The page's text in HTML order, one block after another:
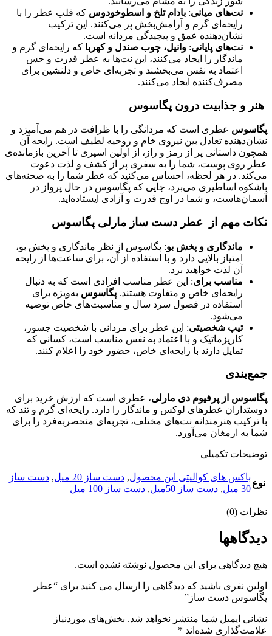
نت‌های میانی: بادام تلخ و اسطوخودوس که قلب عطر را با
رایحه‌ای گرم و آرامش‌بخش پر می‌کنند. این ترکیب
نشان‌دهنده عمق و پیچیدگی مردانه است.
نت‌های پایانی: وانیل، چوب صندل و کهربا که رایحه‌ای گرم و
ماندگار را ایجاد می‌کنند، این نت‌ها به عطر قدرت و حس
اعتماد به نفس می‌بخشند و تجربه‌ای خاص و دلنشین برای
مصرف‌کننده ایجاد می‌کنند.
هنر و جذابیت درون پگاسوس
پگاسوس عطری است که مردانگی را با ظرافت در هم می‌آمیزد و
نشان‌دهنده تعادل بین نیروی خام و روحیه لطیف است. رایحه آن
همچون داستانی پر از رمز و راز، از اولین اسپری تا آخرین بازمانده‌ی
عطر روی پوست، شما را به سفری پر از کشف و لذت دعوت
می‌کند. در هر لحظه، احساس می‌کنید که عطر شما را به صحنه‌های
باشکوه اساطیری می‌برد، جایی که پگاسوس در حال پرواز در
آسمان‌هاست، و شما در اوج قدرت و آزادی ایستاده‌اید.
نکات مهم از عطر دست ساز مارلی پگاسوس
ماندگاری و پخش بو: پگاسوس از نظر ماندگاری و پخش بو،
امتیاز بالایی دارد و با استفاده از آن، برای ساعت‌ها از رایحه
آن لذت خواهید برد.
مناسب برای: این عطر مناسب افرادی است که به دنبال
رایحه‌ای خاص و متفاوت هستند. پگاسوس به‌ویژه برای
استفاده در فصول سرد سال و مناسبت‌های خاص توصیه
می‌شود.
تیپ شخصیتی: این عطر برای مردانی با شخصیت جسور،
کاریزماتیک و با اعتماد به نفس مناسب است، کسانی که
تمایل دارند با رایحه‌ای خاص، حضور خود را اعلام کنند.
جمع‌بندی
پگاسوس از پرفیوم دی مارلی، عطری است که ارزش خرید برای
دوستداران عطرهای لوکس و ماندگار را دارد. رایحه‌ای گرم و تند که
با ترکیب هنرمندانه نت‌های مختلف، تجربه‌ای منحصربه‌فرد را برای
شما به ارمغان می‌آورد.
توضیحات تکمیلی
نوع
باکس های کوالیتی این محصول, دست ساز 20 میل , دست ساز
30 میل
, دست ساز 50میل , دست ساز 100 میل
نظرات (0)
دیدگاهها
هیچ دیدگاهی برای این محصول نوشته نشده است.
اولین نفری باشید که دیدگاهی را ارسال می کنید برای “عطر
پگاسوس دست ساز”
نشانی ایمیل شما منتشر نخواهد شد. بخش‌های موردنیاز
علامت‌گذاری شده‌اند *